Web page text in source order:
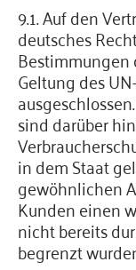
9.1. Auf den
deutsches
Bestimmungen
Geltung des
sind darüber
in dem Staat
gewöhnlichen
Kunden einen
nicht bereits
begrenzt